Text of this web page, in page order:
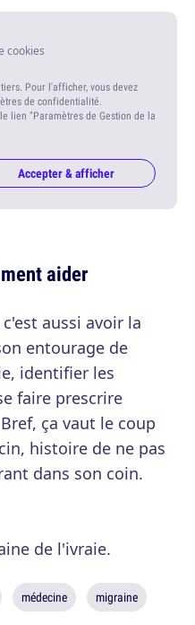
cookies
Pour l'afficher, vous devez
de confidentialité.
lien "Paramètres de Gestion de la
Accepter & afficher
aider
aussi avoir la
entourage de
identifier les
faire prescrire
ça vaut le coup
histoire de ne pas
dans son coin.
de l'ivraie.
médecine migraine